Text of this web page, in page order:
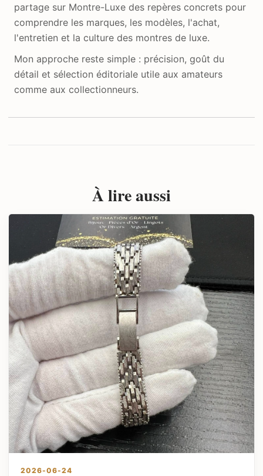
partage sur Montre-Luxe des repères concrets pour
comprendre les marques, les modèles, l'achat,
l'entretien et la culture des montres de luxe.
Mon approche reste simple : précision, goût du
détail et sélection éditoriale utile aux amateurs
comme aux collectionneurs.
À lire aussi
2026-06-24